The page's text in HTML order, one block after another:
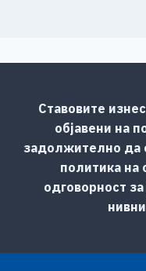
Ставовите
објавени на
задолжително да
политика на
одговорност